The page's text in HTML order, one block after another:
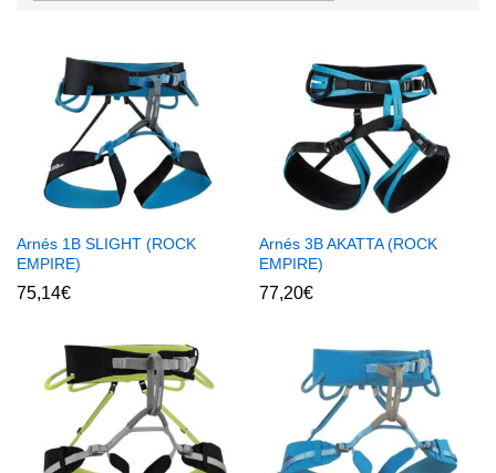
Arnés 1B SLIGHT (ROCK
EMPIRE)
75,14€
Arnés 3B AKATTA (ROCK
EMPIRE)
77,20€